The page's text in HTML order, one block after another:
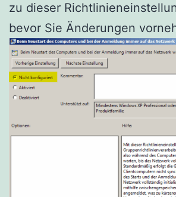
zu dieser
bevor Sie Änderungen